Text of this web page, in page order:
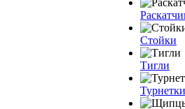
Стойки
Тигли
Турнетки